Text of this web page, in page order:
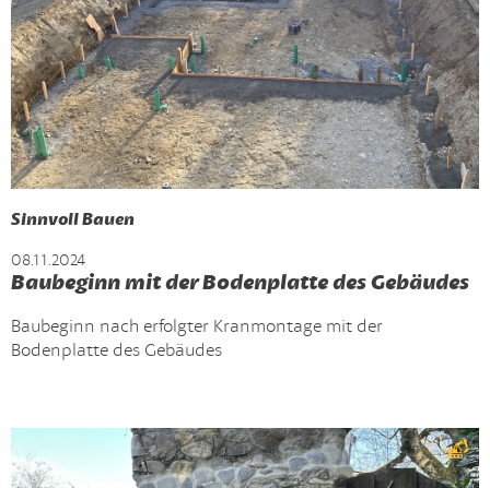
Sinnvoll Bauen
08.11.2024
Baubeginn mit der Bodenplatte des Gebäudes
Baubeginn nach erfolgter Kranmontage mit der
Bodenplatte des Gebäudes